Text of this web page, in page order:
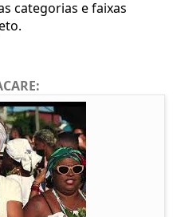
categorias e faixas